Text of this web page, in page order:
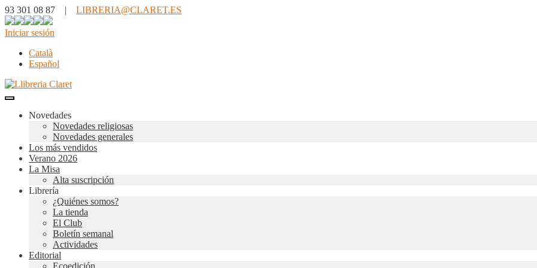
93 301 08 87 | LIBRERIA@CLARET.ES
Iniciar sesión
Català
Español
Novedades
Novedades religiosas
Novedades generales
Los más vendidos
Verano 2026
La Misa
Alta suscripción
Librería
¿Quiénes somos?
La tienda
El Club
Boletín semanal
Actividades
Editorial
Ecoedición